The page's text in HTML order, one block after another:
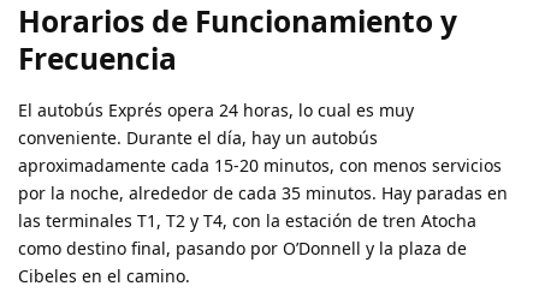
Horarios de Funcionamiento y
Frecuencia
El autobús Exprés opera 24 horas, lo cual es muy
conveniente. Durante el día, hay un autobús
aproximadamente cada 15-20 minutos, con menos servicios
por la noche, alrededor de cada 35 minutos. Hay paradas en
las terminales T1, T2 y T4, con la estación de tren Atocha
como destino final, pasando por O’Donnell y la plaza de
Cibeles en el camino.